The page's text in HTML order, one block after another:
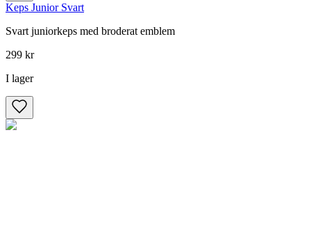
Keps Junior Svart
Svart juniorkeps med broderat emblem
299 kr
I lager